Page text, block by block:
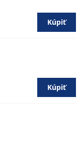
Kúpiť
Kúpiť